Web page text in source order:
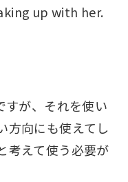
up with her.
すが、それを使い
方向にも使えてし
考えて使う必要が